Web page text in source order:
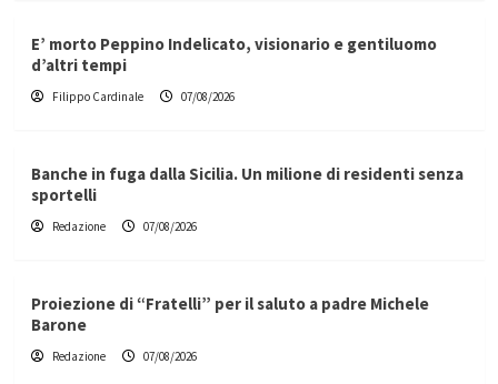
E’ morto Peppino Indelicato, visionario e gentiluomo
d’altri tempi
Filippo Cardinale 07/08/2026
Banche in fuga dalla Sicilia. Un milione di residenti senza
sportelli
Redazione 07/08/2026
Proiezione di “Fratelli” per il saluto a padre Michele
Barone
Redazione 07/08/2026